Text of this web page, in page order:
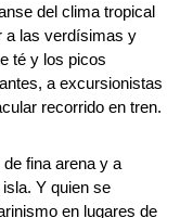
del clima tropical
a las verdísimas y
té y los picos
a excursionistas
recorrido en tren.
fina arena y a
Y quien se
en lugares de